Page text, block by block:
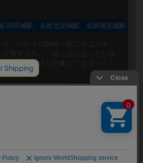
/JR安城駅、名鉄北安城駅、名鉄南安城駅
コ・パチスロBAR！我こそはパチン
自負する方、一緒に語り合ったり実
ーターで負けを想像してなるべくパ
閉じる
イ履歴を記録し
理しませんか？
ゲーマを利用中！